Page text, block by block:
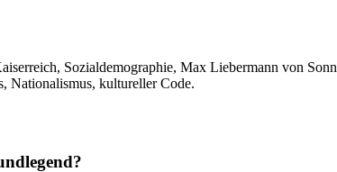
Sozialdemographie, Max Liebermann von
Nationalismus, kultureller Code.